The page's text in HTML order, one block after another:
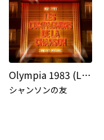
Olympia 1983 (Live)
シャンソンの友